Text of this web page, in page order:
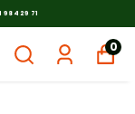
984 29 71
0